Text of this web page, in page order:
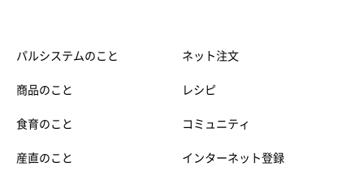
パルシステムのこと
商品のこと
食育のこと
産直のこと
ネット注文
レシピ
コミュニティ
インターネット登録